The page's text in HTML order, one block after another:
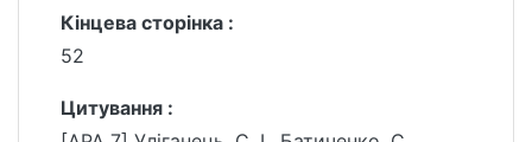
Кінцева сторінка :
52
Цитування :